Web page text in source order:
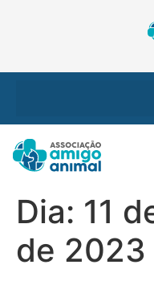
Dia: 11
de 2023